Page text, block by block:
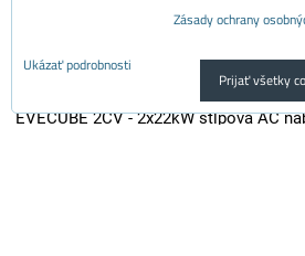
EVECUBE 2CV - 2x22kW stĺpová AC
Zásady ochrany
Ukázať podrobnosti
Prijať všetky